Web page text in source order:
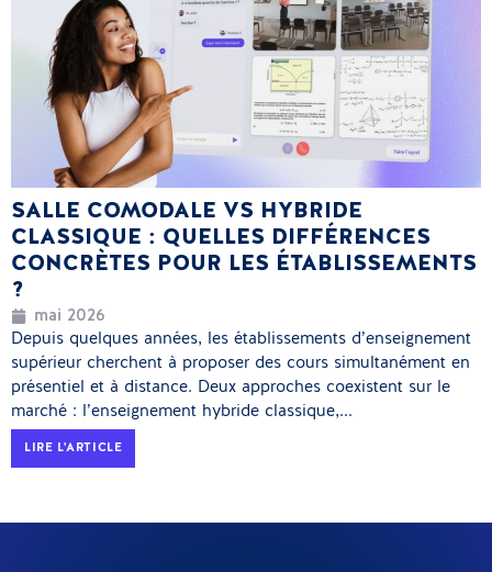
SALLE COMODALE VS HYBRIDE
CLASSIQUE : QUELLES DIFFÉRENCES
CONCRÈTES POUR LES ÉTABLISSEMENTS
?
mai 2026
Depuis quelques années, les établissements d’enseignement
supérieur cherchent à proposer des cours simultanément en
présentiel et à distance. Deux approches coexistent sur le
marché : l’enseignement hybride classique,...
LIRE L'ARTICLE